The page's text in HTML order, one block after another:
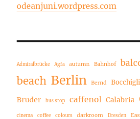
odeanjuni.wordpress.com
Admiralbrücke Agfa autumn Bahnhof
beach Berlin Bernd
Bruder bus stop caffenol Calabria
cinema coffee colours darkroom Dresden